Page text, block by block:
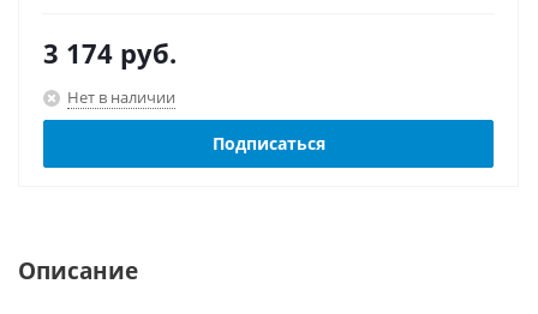
3 174 руб.
Нет в наличии
Подписаться
Описание